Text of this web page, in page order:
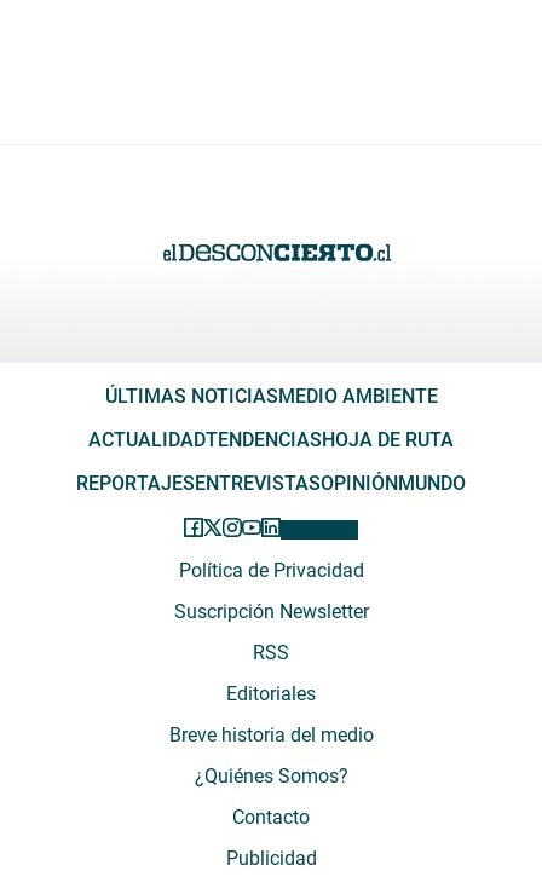
ÚLTIMAS NOTICIASMEDIO AMBIENTE
ACTUALIDADTENDENCIASHOJA DE RUTA
REPORTAJESENTREVISTASOPINIÓNMUNDO
Política de Privacidad
Suscripción Newsletter
RSS
Editoriales
Breve historia del medio
¿Quiénes Somos?
Contacto
Publicidad